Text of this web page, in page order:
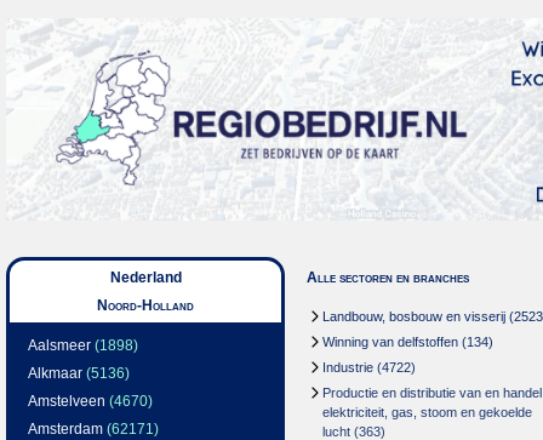
Nederland
Noord-Holland
Aalsmeer (1898)
Alkmaar (5136)
Amstelveen (4670)
Amsterdam (62171)
Alle sectoren en branches
Landbouw, bosbouw en visserij
Winning van delfstoffen (134)
Industrie (4722)
Productie en distributie van en
elektriciteit, gas, stoom en gekoelde
lucht (363)